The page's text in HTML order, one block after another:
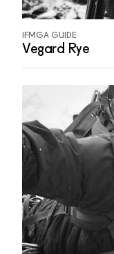
IFMGA GUIDE
Vegard Rye